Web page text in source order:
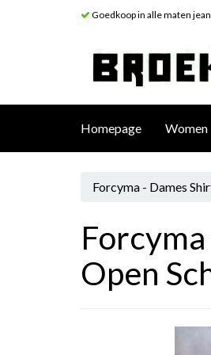
Goedkoop in alle maten
Homepage Women
Forcyma - Dames
Open